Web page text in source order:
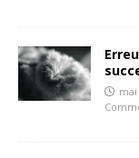
mai